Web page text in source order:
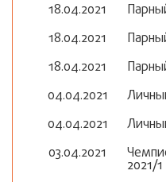
18.04.2021
18.04.2021
18.04.2021
04.04.2021
04.04.2021
03.04.2021
2021/1